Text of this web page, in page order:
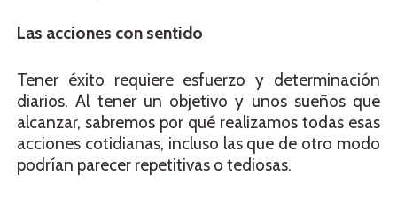
Las acciones con sentido
Tener éxito requiere esfuerzo y determinación
diarios. Al tener un objetivo y unos sueños que
alcanzar, sabremos por qué realizamos todas esas
acciones cotidianas, incluso las que de otro modo
podrían parecer repetitivas o tediosas.